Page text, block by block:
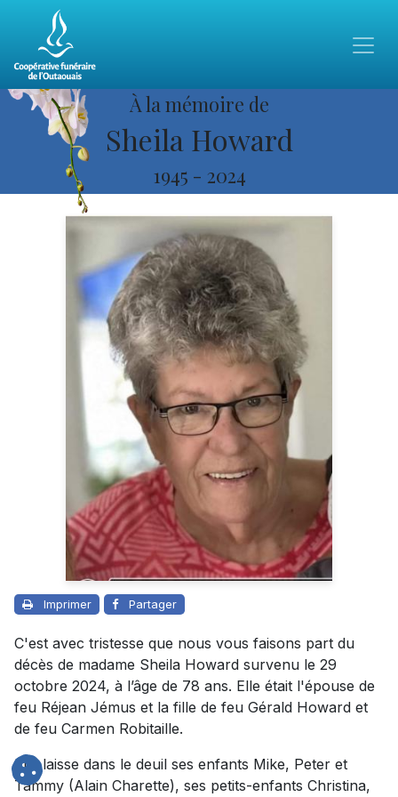
À la mémoire de
Sheila Howard
1945 - 2024
Imprimer Partager
C'est avec tristesse que nous vous faisons part du
décès de madame Sheila Howard survenu le 29
octobre 2024, à l’âge de 78 ans. Elle était l'épouse de
feu Réjean Jémus et la fille de feu Gérald Howard et
de feu Carmen Robitaille.
Elle laisse dans le deuil ses enfants Mike, Peter et
Tammy (Alain Charette), ses petits-enfants Christina,